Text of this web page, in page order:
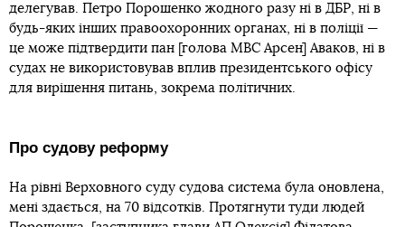
делегував. Петро Порошенко жодного разу ні в ДБР, ні в
будь-яких інших правоохоронних органах, ні в поліції —
це може підтвердити пан [голова МВС Арсен] Аваков, ні в
судах не використовував вплив президентського офісу
для вирішення питань, зокрема політичних.
Про судову реформу
На рівні Верховного суду судова система була оновлена,
мені здається, на 70 відсотків. Протягнути туди людей